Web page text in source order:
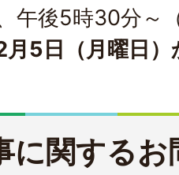
午後5時30分～
5日（月曜日
に関する